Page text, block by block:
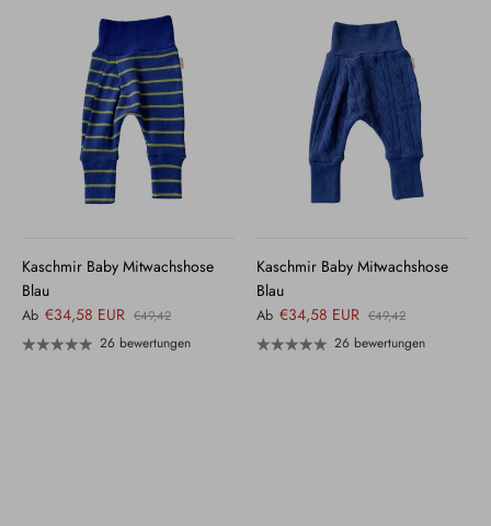
Kaschmir Baby Mitwachshose
Blau
Ab €34,58 EUR €49,42
26 bewertungen
Kaschmir Baby Mitwachshose
Blau
Ab €34,58 EUR €49,42
26 bewertungen